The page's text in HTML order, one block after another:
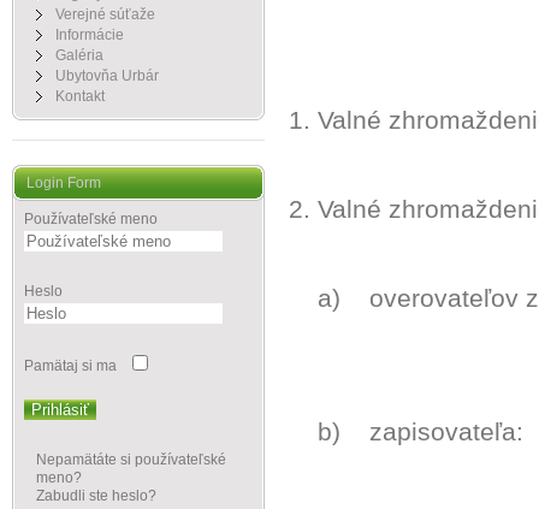
Verejné súťaže
Informácie
Galéria
Ubytovňa Urbár
Kontakt
Login Form
Používateľské meno
Heslo
Pamätaj si ma
Prihlásiť
Nepamätáte si používateľské
meno?
Zabudli ste heslo?
1. Valné
2. Valné
a)
b)